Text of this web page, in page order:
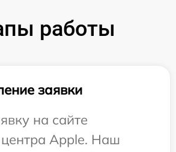
работы
заявки
на сайте
центра Apple. Наш